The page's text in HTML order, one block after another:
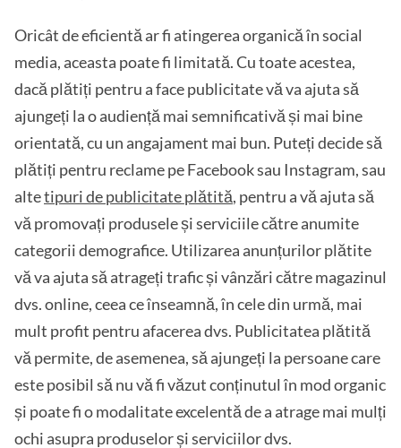
Oricât de eficientă ar fi atingerea organică în social
media, aceasta poate fi limitată. Cu toate acestea,
dacă plătiți pentru a face publicitate vă va ajuta să
ajungeți la o audiență mai semnificativă și mai bine
orientată, cu un angajament mai bun. Puteți decide să
plătiți pentru reclame pe Facebook sau Instagram, sau
altetipuri de publicitate plătită, pentru a vă ajuta să
vă promovați produsele și serviciile către anumite
categorii demografice. Utilizarea anunțurilor plătite
vă va ajuta să atrageți trafic și vânzări către magazinul
dvs. online, ceea ce înseamnă, în cele din urmă, mai
mult profit pentru afacerea dvs. Publicitatea plătită
vă permite, de asemenea, să ajungeți la persoane care
este posibil să nu vă fi văzut conținutul în mod organic
și poate fi o modalitate excelentă de a atrage mai mulți
ochi asupra produselor și serviciilor dvs.